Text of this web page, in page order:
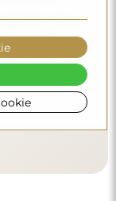
stavu,
zrcadlo
doručením.